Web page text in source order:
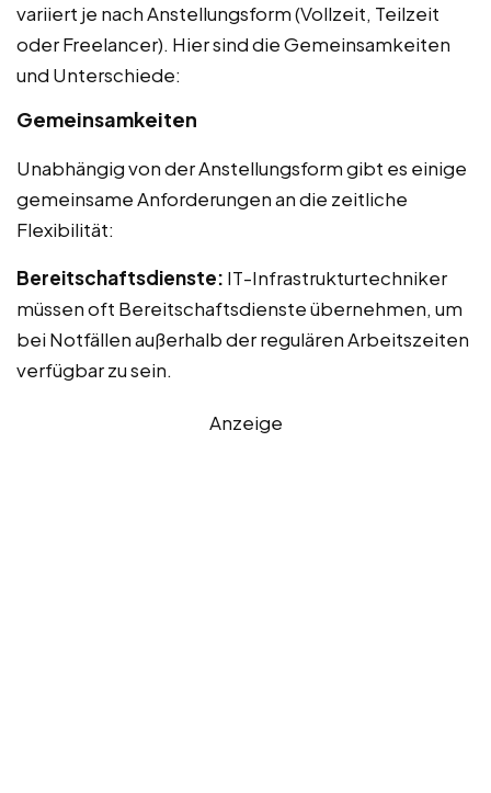
variiert je nach Anstellungsform (Vollzeit, Teilzeit
oder Freelancer). Hier sind die Gemeinsamkeiten
und Unterschiede:
Gemeinsamkeiten
Unabhängig von der Anstellungsform gibt es einige
gemeinsame Anforderungen an die zeitliche
Flexibilität:
Bereitschaftsdienste: IT-Infrastrukturtechniker
müssen oft Bereitschaftsdienste übernehmen, um
bei Notfällen außerhalb der regulären Arbeitszeiten
verfügbar zu sein.
Anzeige